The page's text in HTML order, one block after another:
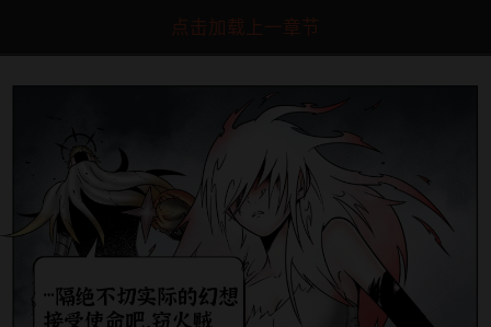
点击加载上一章节